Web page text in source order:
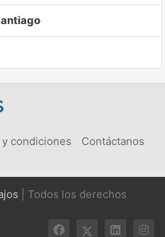
condiciones
Contáctanos
| Todos los derechos